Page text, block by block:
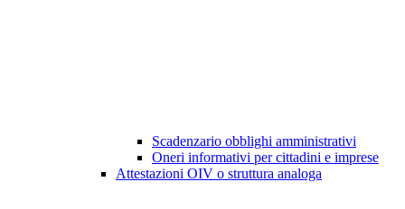
Scadenzario obblighi amministrativi
Oneri informativi per cittadini e imprese
Attestazioni OIV o struttura analoga